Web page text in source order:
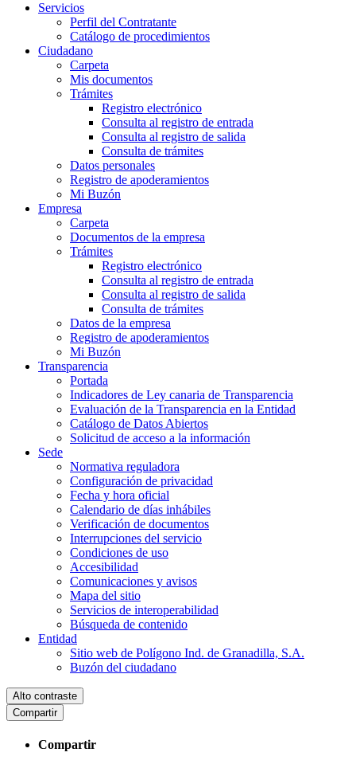
Servicios
Perfil del Contratante
Catálogo de procedimientos
Ciudadano
Carpeta
Mis documentos
Trámites
Registro electrónico
Consulta al registro de entrada
Consulta al registro de salida
Consulta de trámites
Datos personales
Registro de apoderamientos
Mi Buzón
Empresa
Carpeta
Documentos de la empresa
Trámites
Registro electrónico
Consulta al registro de entrada
Consulta al registro de salida
Consulta de trámites
Datos de la empresa
Registro de apoderamientos
Mi Buzón
Transparencia
Portada
Indicadores de Ley canaria de Transparencia
Evaluación de la Transparencia en la Entidad
Catálogo de Datos Abiertos
Solicitud de acceso a la información
Sede
Normativa reguladora
Configuración de privacidad
Fecha y hora oficial
Calendario de días inhábiles
Verificación de documentos
Interrupciones del servicio
Condiciones de uso
Accesibilidad
Comunicaciones y avisos
Mapa del sitio
Servicios de interoperabilidad
Búsqueda de contenido
Entidad
Sitio web de Polígono Ind. de Granadilla, S.A.
Buzón del ciudadano
Alto contraste
Compartir
Compartir